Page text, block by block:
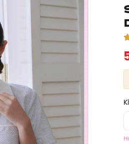
HỖ TRỢ ĐỔI/TRẢ
TÍCH ĐIỂM 5% CHO